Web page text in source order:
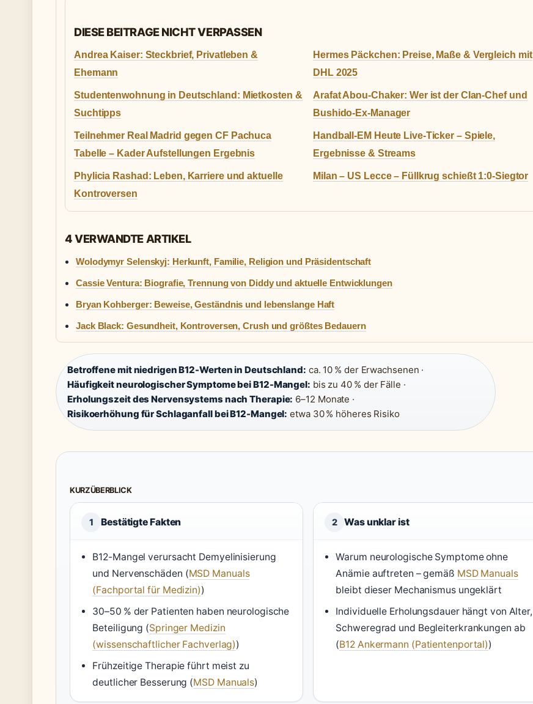
DIESE BEITRAGE NICHT VERPASSEN
Andrea Kaiser: Steckbrief, Privatleben &
Ehemann
Hermes Päckchen: Preise, Maße & Vergleich mit
DHL 2025
Studentenwohnung in Deutschland: Mietkosten &
Suchtipps
Arafat Abou-Chaker: Wer ist der Clan-Chef und
Bushido-Ex-Manager
Teilnehmer Real Madrid gegen CF Pachuca
Tabelle – Kader Aufstellungen Ergebnis
Handball-EM Heute Live-Ticker – Spiele,
Ergebnisse & Streams
Phylicia Rashad: Leben, Karriere und aktuelle
Kontroversen
Milan – US Lecce – Füllkrug schießt 1:0-Siegtor
4 VERWANDTE ARTIKEL
Wolodymyr Selenskyj: Herkunft, Familie, Religion und Präsidentschaft
Cassie Ventura: Biografie, Trennung von Diddy und aktuelle Entwicklungen
Bryan Kohberger: Beweise, Geständnis und lebenslange Haft
Jack Black: Gesundheit, Kontroversen, Crush und größtes Bedauern
Betroffene mit niedrigen B12-Werten in Deutschland: ca. 10 % der Erwachsenen ·
Häufigkeit neurologischer Symptome bei B12-Mangel: bis zu 40 % der Fälle ·
Erholungszeit des Nervensystems nach Therapie: 6–12 Monate ·
Risikoerhöhung für Schlaganfall bei B12-Mangel: etwa 30 % höheres Risiko
KURZÜBERBLICK
1 Bestätigte Fakten
B12-Mangel verursacht Demyelinisierung
und Nervenschäden (MSD Manuals
(Fachportal für Medizin))
30–50 % der Patienten haben neurologische
Beteiligung (Springer Medizin
(wissenschaftlicher Fachverlag))
Frühzeitige Therapie führt meist zu
deutlicher Besserung (MSD Manuals)
2 Was unklar ist
Warum neurologische Symptome ohne
Anämie auftreten – gemäß MSD Manuals
bleibt dieser Mechanismus ungeklärt
Individuelle Erholungsdauer hängt von Alter,
Schweregrad und Begleiterkrankungen ab
(B12 Ankermann (Patientenportal))